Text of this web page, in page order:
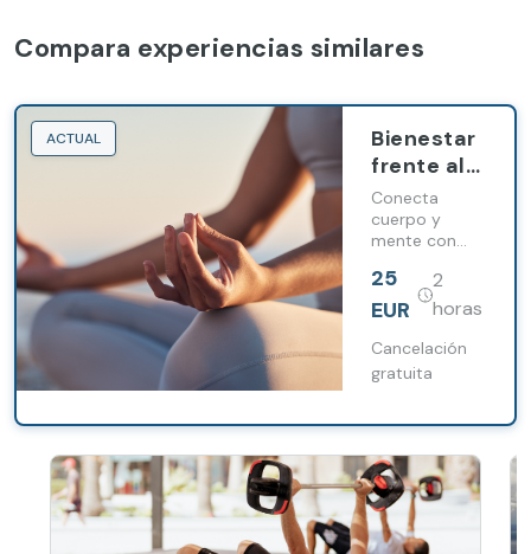
Compara experiencias similares
ACTUAL
Bienestar
frente al
mar:
sesión de
stretching
o pilates
con
saludable
Conecta
cuerpo y
mente con
yoga o
stretching
disfruta
después de un
desayuno
LikEat
elaborado con
productos
locales.
25
EUR
2
horas
Cancelación
gratuita